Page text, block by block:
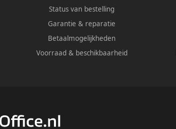
Status van bestelling
Garantie & reparatie
Betaalmogelijkheden
Voorraad & beschikbaarheid